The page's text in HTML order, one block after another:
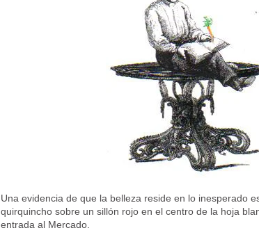
Una evidencia de que la belleza reside en lo inesperado
quirquincho sobre un sillón rojo en el centro de la hoja
entrada al Mercado.